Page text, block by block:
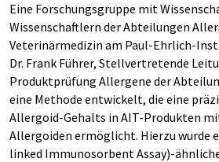
Eine Forschungsgruppe mit
Wissenschaftlern der Abteilungen
Veterinärmedizin am Paul-Ehrlich-
Dr. Frank Führer, Stellvertretende
Produktprüfung Allergene der
eine Methode entwickelt, die eine
Allergoid-Gehalts in AIT-Produkten
Allergoiden ermöglicht. Hierzu wurde
linked Immunosorbent Assay)-